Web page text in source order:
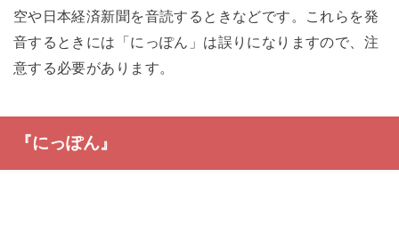
空や日本経済新聞を音読するときなどです。これらを発
音するときには「にっぽん」は誤りになりますので、注
意する必要があります。
『にっぽん』